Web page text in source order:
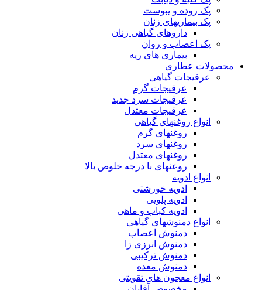
پک روده و یبوست
پک بیماریهای زنان
داروهای گیاهی زنان
پک اعصاب و روان
بیماری های ریه
محصولات عطاری
عرقیجات گیاهی
عرقیجات گرم
عرقیجات سرد جدید
عرقیجات معتدل
انواع روغنهای گیاهی
روغنهای گرم
روغنهای سرد
روغنهای معتدل
روعنهای با درجه خلوص بالا
انواع ادویه
ادویه خورشتی
ادویه پلویی
ادویه کباب و ماهی
انواع دمنوشهای گیاهی
دمنوش اعصاب
دمنوش انرزی زا
دمنوش ترکیبی
دمنوش معده
انواع معجون های تقویتی